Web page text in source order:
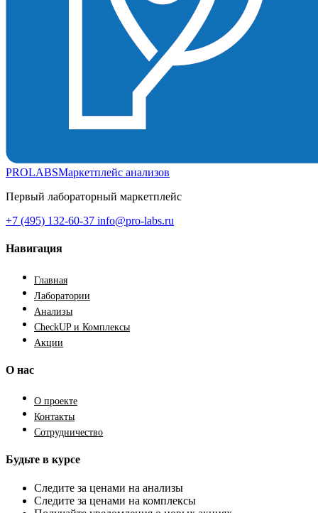
PROLABSМаркетплейс анализов
Первый лабораторный маркетплейс
+7 (495) 132-60-37 info@pro-labs.ru
Навигация
Главная
Лаборатории
Анализы
CheckUP и Комплексы
Акции
О нас
О проекте
Контакты
Сотрудничество
Будьте в курсе
Следите за ценами на анализы
Следите за ценами на комплексы